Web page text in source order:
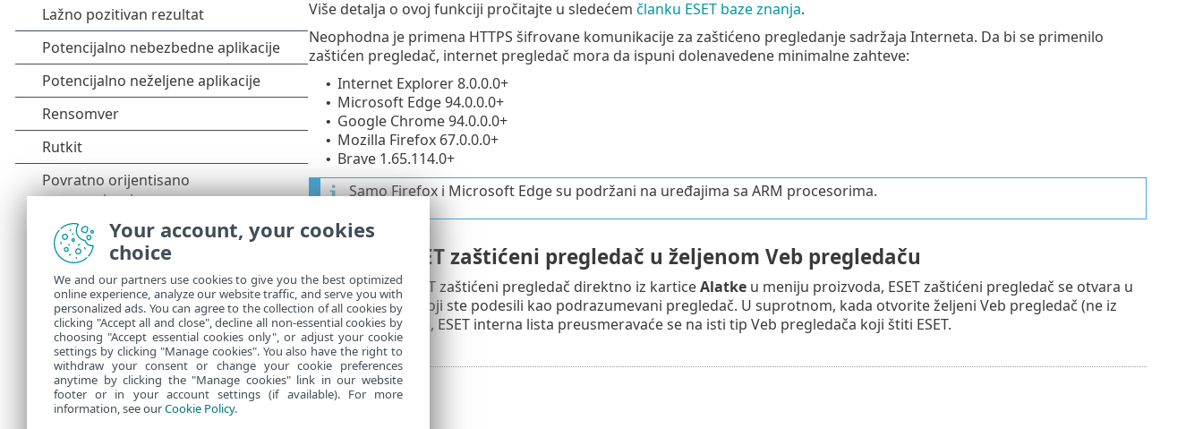
Više detalja o ovoj funkciji pročitajte u sledećem članku ESET baze znanja.
Neophodna je primena HTTPS šifrovane komunikacije za zaštićeno pregledanje sadržaja Interneta. Da bi se primenilo
zaštićen pregledač, internet pregledač mora da ispuni dolenavedene minimalne zahteve:
• Internet Explorer 8.0.0.0+
• Microsoft Edge 94.0.0.0+
• Google Chrome 94.0.0.0+
• Mozilla Firefox 67.0.0.0+
• Brave 1.65.114.0+
Samo Firefox i Microsoft Edge su podržani na uređajima sa ARM procesorima.
Otvorite ESET zaštićeni pregledač u željenom Veb pregledaču
Kada otvorite ESET zaštićeni pregledač direktno iz karticeAlatkeu meniju proizvoda, ESET zaštićeni pregledač se otvara u
Veb pregledaču koji ste podesili kao podrazumevani pregledač. U suprotnom, kada otvorite željeni Veb pregledač (ne iz
menija proizvoda), ESET interna lista preusmeravaće se na isti tip Veb pregledača koji štiti ESET.
Your account, your cookies
choice
We and our partners use cookies to give you the best optimized
online experience, analyze our website traffic, and serve you with
personalized ads. You can agree to the collection of all cookies by
clicking "Accept all and close", decline all non-essential cookies by
choosing "Accept essential cookies only", or adjust your cookie
settings by clicking "Manage cookies". You also have the right to
withdraw your consent or change your cookie preferences
anytime by clicking the "Manage cookies" link in our website
footer or in your account settings (if available). For more
information, see ourCookie Policy.